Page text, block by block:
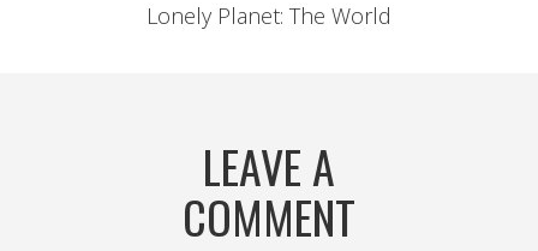
Lonely Planet: The World
LEAVE A
COMMENT